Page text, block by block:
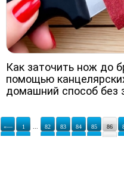
Как заточить нож до
помощью
домашний способ без
«— 1 82 83 84 85 86